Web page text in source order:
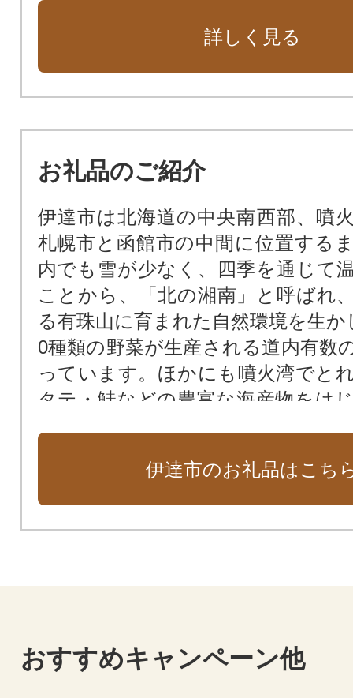
詳しく見る
お礼品のご紹介
伊達市は北海道の中央南西部、噴
札幌市と函館市の中間に位置する
内でも雪が少なく、四季を通じて
ことから、「北の湘南」と呼ばれ
る有珠山に育まれた自然環境を生か
0種類の野菜が生産される道内有数
っています。ほかにも噴火湾でと
タテ・鮭などの豊富な海産物をは
伊達市のお礼品はこち
おすすめキャンペーン他